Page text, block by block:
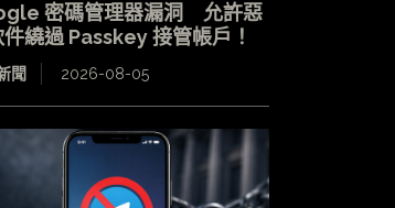
密碼管理器漏洞 允許惡
件繞過 Passkey 接管帳戶！
聞 2026-08-05